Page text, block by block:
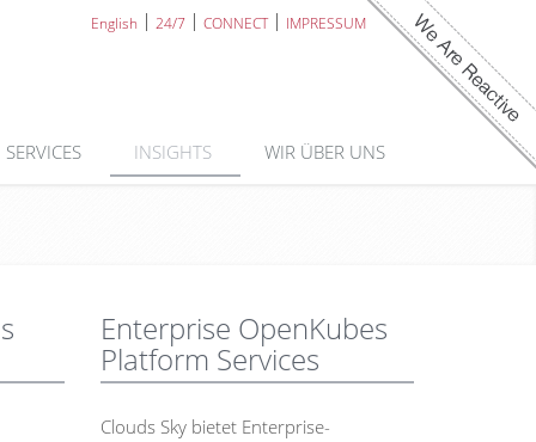
English 24/7 CONNECT IMPRESSUM
SERVICES INSIGHTS WIR ÜBER UNS
Enterprise OpenKubes
Platform Services
Clouds Sky bietet Enterprise-